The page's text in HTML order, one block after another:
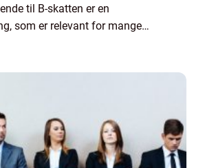
til B-skatten er en
som er relevant for mange